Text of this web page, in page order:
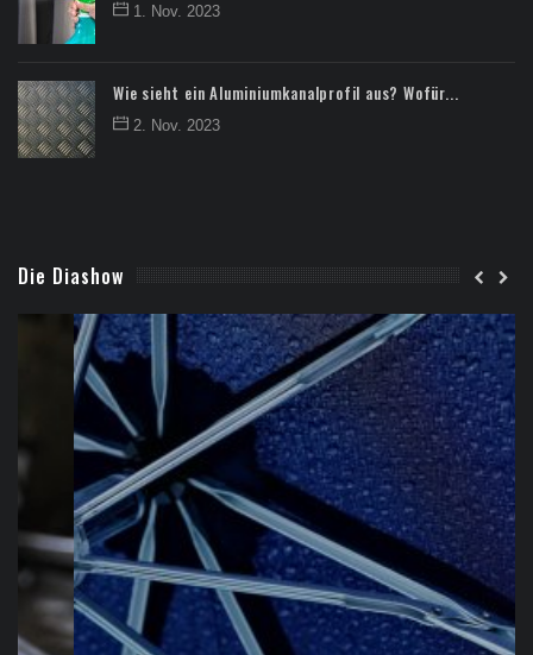
1. Nov. 2023
Wie sieht ein Aluminiumkanalprofil aus? Wofür...
2. Nov. 2023
Die Diashow